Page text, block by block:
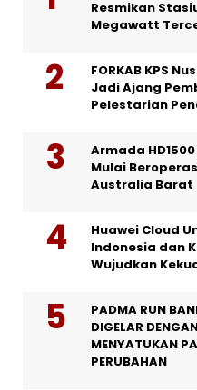
Resmikan
Megawatt
FORKAB KPS
Jadi Ajang
Pelestarian
Armada
Mulai
Australia Barat
Huawei Cloud
Indonesia dan
Wujudkan
PADMA RUN
DIGELAR
MENYATUKAN
PERUBAHAN